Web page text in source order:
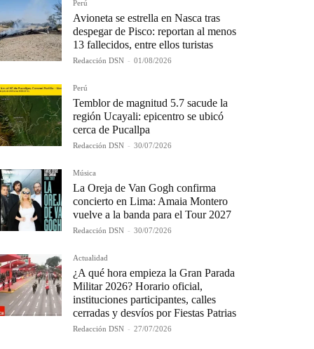
Perú
Avioneta se estrella en Nasca tras
despegar de Pisco: reportan al menos
13 fallecidos, entre ellos turistas
Redacción DSN - 01/08/2026
Perú
Temblor de magnitud 5.7 sacude la
región Ucayali: epicentro se ubicó
cerca de Pucallpa
Redacción DSN - 30/07/2026
Música
La Oreja de Van Gogh confirma
concierto en Lima: Amaia Montero
vuelve a la banda para el Tour 2027
Redacción DSN - 30/07/2026
Actualidad
¿A qué hora empieza la Gran Parada
Militar 2026? Horario oficial,
instituciones participantes, calles
cerradas y desvíos por Fiestas Patrias
Redacción DSN - 27/07/2026